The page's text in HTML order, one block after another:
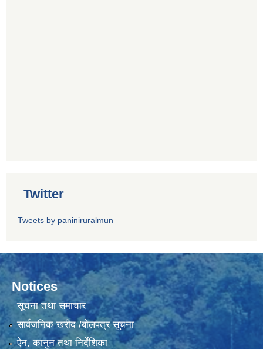
Twitter
Tweets by paniniruralmun
Notices
सूचना तथा समाचार
सार्वजनिक खरीद /बोलपत्र सूचना
ऐन, कानुन तथा निर्देशिका